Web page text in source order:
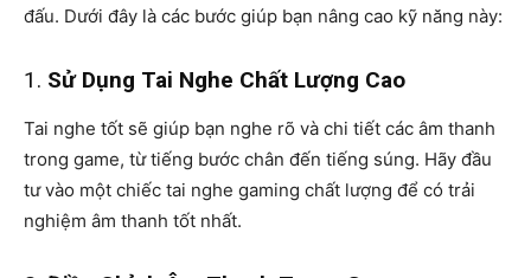
đấu. Dưới đây là các bước giúp bạn nâng cao kỹ năng này:
1. Sử Dụng Tai Nghe Chất Lượng Cao
Tai nghe tốt sẽ giúp bạn nghe rõ và chi tiết các âm thanh
trong game, từ tiếng bước chân đến tiếng súng. Hãy đầu
tư vào một chiếc tai nghe gaming chất lượng để có trải
nghiệm âm thanh tốt nhất.